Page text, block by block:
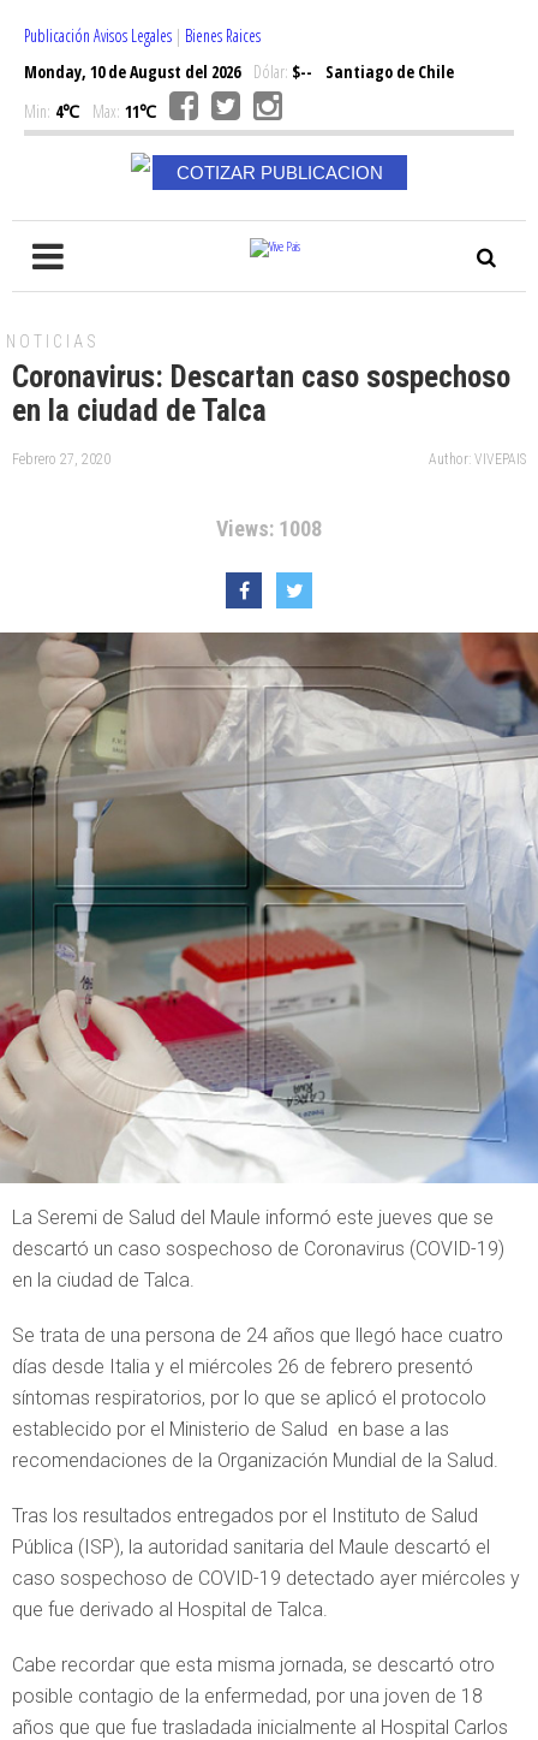
Publicación Avisos Legales | Bienes Raices
Monday, 10 de August del 2026Dólar: $--
Santiago de Chile
Min: 4℃ Max: 11℃
COTIZAR PUBLICACION
NOTICIAS
Coronavirus: Descartan caso sospechoso
en la ciudad de Talca
Febrero 27, 2020 Author: VIVEPAIS
Views: 1008
La Seremi de Salud del Maule informó este jueves que se
descartó un caso sospechoso de Coronavirus (COVID-19)
en la ciudad de Talca.
Se trata de una persona de 24 años que llegó hace cuatro
días desde Italia y el miércoles 26 de febrero presentó
síntomas respiratorios, por lo que se aplicó el protocolo
establecido por el Ministerio de Salud en base a las
recomendaciones de la Organización Mundial de la Salud.
Tras los resultados entregados por el Instituto de Salud
Pública (ISP), la autoridad sanitaria del Maule descartó el
caso sospechoso de COVID-19 detectado ayer miércoles y
que fue derivado al Hospital de Talca.
Cabe recordar que esta misma jornada, se descartó otro
posible contagio de la enfermedad, por una joven de 18
años que que fue trasladada inicialmente al Hospital Carlos